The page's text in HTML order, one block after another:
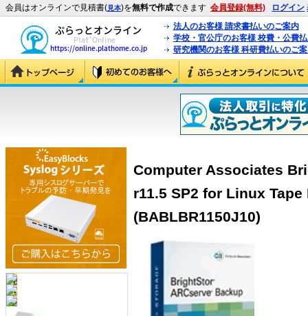
会員はオンラインで見積書(見本)を無料で作成できます 会員登録(無料) ログイン
法人のお客様 請求書払いのご案内
学校・官公庁のお客様 校費・公費
研究機関のお客様 科研費払いのご
Computer Associates
r11.5 SP2 for Linux
(BABLBR1150J10)